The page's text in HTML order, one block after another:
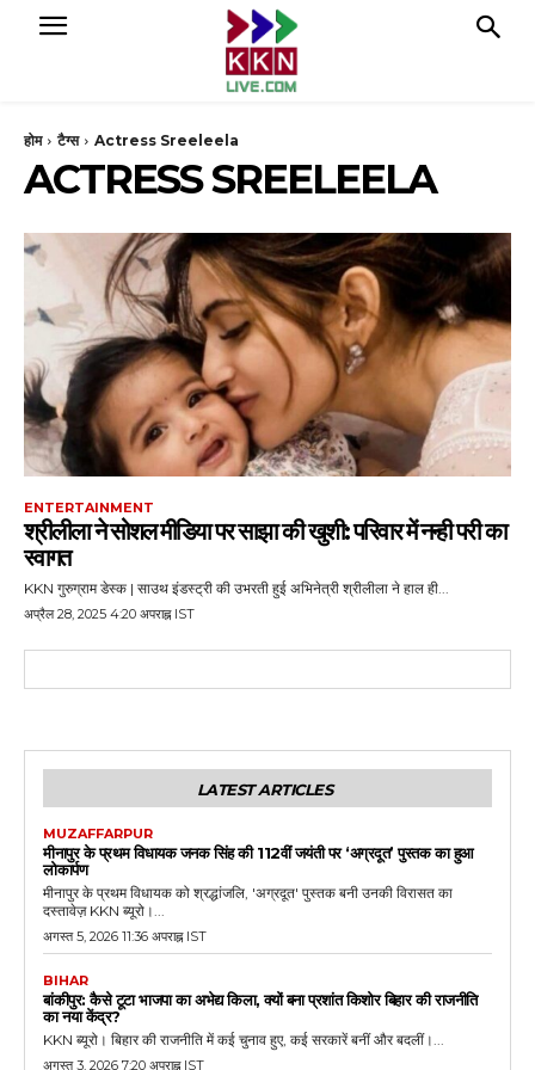
होम टैग्स Actress Sreeleela
ACTRESS SREELEELA
ENTERTAINMENT
श्रीलीला ने सोशल मीडिया पर साझा की खुशी: परिवार में नन्ही परी का
स्वागत
KKN गुरुग्राम डेस्क | साउथ इंडस्ट्री की उभरती हुई अभिनेत्री श्रीलीला ने हाल ही...
अप्रैल 28, 2025 4:20 अपराह्न IST
LATEST ARTICLES
MUZAFFARPUR
मीनापुर के प्रथम विधायक जनक सिंह की 112वीं जयंती पर ‘अग्रदूत’ पुस्तक का हुआ
लोकार्पण
मीनापुर के प्रथम विधायक को श्रद्धांजलि, 'अग्रदूत' पुस्तक बनी उनकी विरासत का
दस्तावेज़ KKN ब्यूरो।...
अगस्त 5, 2026 11:36 अपराह्न IST
BIHAR
बांकीपुर: कैसे टूटा भाजपा का अभेद्य किला, क्यों बना प्रशांत किशोर बिहार की राजनीति
का नया केंद्र?
KKN ब्यूरो। बिहार की राजनीति में कई चुनाव हुए, कई सरकारें बनीं और बदलीं।...
अगस्त 3, 2026 7:20 अपराह्न IST